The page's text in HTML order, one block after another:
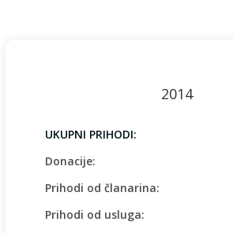
2014
UKUPNI PRIHODI:
Donacije:
Prihodi od članarina:
Prihodi od usluga: